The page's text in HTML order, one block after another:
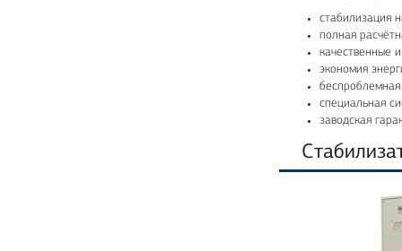
стабилизация
полная
качественные
экономия
специальная
заводская